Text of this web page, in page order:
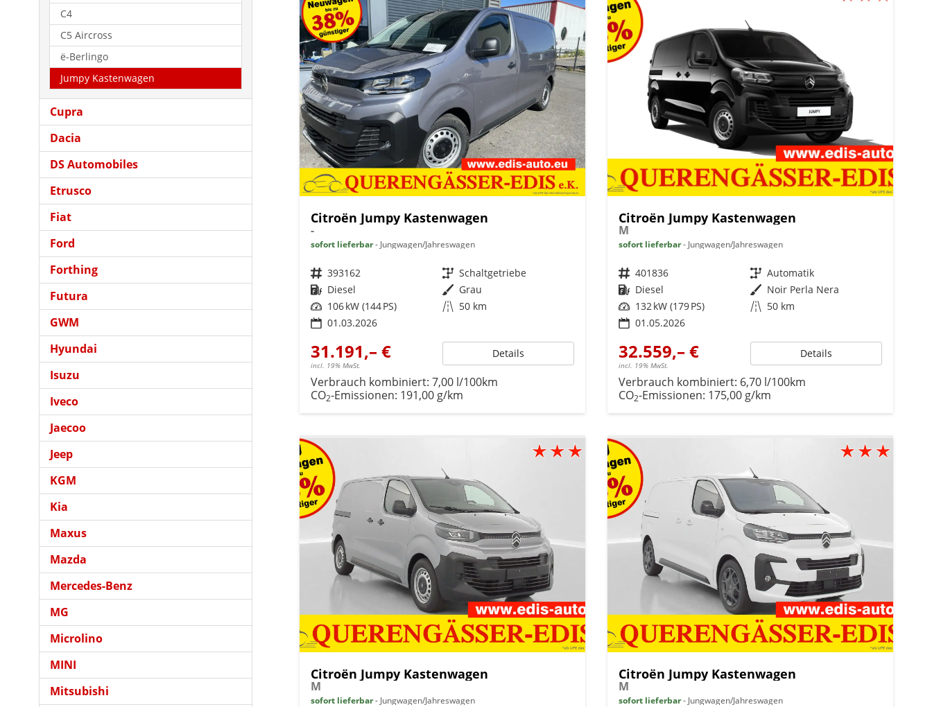
Citroën Jumpy Kastenwagen
-
sofort lieferbar Jungwagen/Jahreswagen
Fahrzeugnr. 393162 Getriebe Schaltgetriebe
Kraftstoff Diesel Außenfarbe Grau
Leistung 106 kW (144 PS) Kilometerstand 50 km
01.03.2026
31.191,– €
incl. 19% MwSt.
Details
Verbrauch kombiniert: 7,00 l/100km
CO2-Emissionen: 191,00 g/km
Citroën Jumpy Kastenwagen
M
sofort lieferbar Jungwagen/Jahreswagen
Fahrzeugnr. 401836 Getriebe Automatik
Kraftstoff Diesel Außenfarbe Noir Perla Nera
Leistung 132 kW (179 PS) Kilometerstand 50 km
01.05.2026
32.559,– €
incl. 19% MwSt.
Details
Verbrauch kombiniert: 6,70 l/100km
CO2-Emissionen: 175,00 g/km
Citroën Jumpy Kastenwagen
M
sofort lieferbar Jungwagen/Jahreswagen
Citroën Jumpy Kastenwagen
M
sofort lieferbar Jungwagen/Jahreswagen
C4
C5 Aircross
ë-Berlingo
Jumpy Kastenwagen
Cupra
Dacia
DS Automobiles
Etrusco
Fiat
Ford
Forthing
Futura
GWM
Hyundai
Isuzu
Iveco
Jaecoo
Jeep
KGM
Kia
Maxus
Mazda
Mercedes-Benz
MG
Microlino
MINI
Mitsubishi